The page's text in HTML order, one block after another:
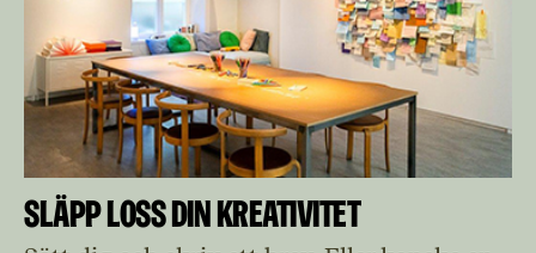
Släpp loss din kreativitet